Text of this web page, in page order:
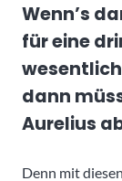
Wenn’s
für eine
dann
Aurelius
Denn mit